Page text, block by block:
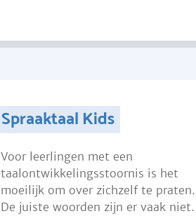
Spraaktaal Kids
Voor leerlingen met een
taalontwikkelingsstoornis is het
moeilijk om over zichzelf te praten.
De juiste woorden zijn er vaak niet.